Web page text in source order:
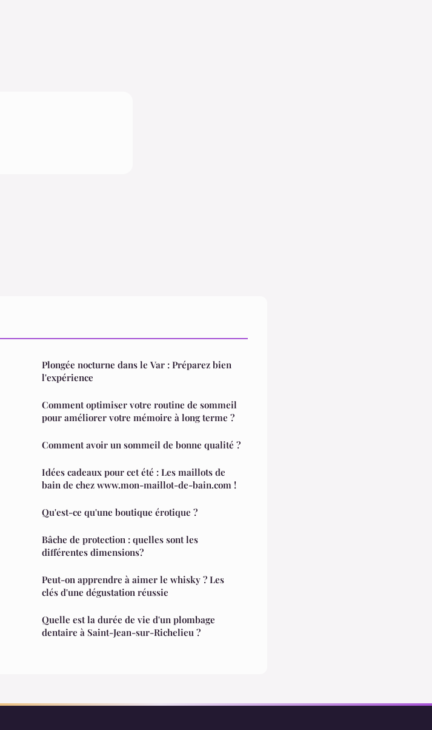
Plongée nocturne dans le Var : Préparez bien
l'expérience
Comment optimiser votre routine de sommeil
pour améliorer votre mémoire à long terme ?
Comment avoir un sommeil de bonne qualité ?
Idées cadeaux pour cet été : Les maillots de
bain de chez www.mon-maillot-de-bain.com !
Qu'est-ce qu'une boutique érotique ?
Bâche de protection : quelles sont les
différentes dimensions?
Peut-on apprendre à aimer le whisky ? Les
clés d'une dégustation réussie
Quelle est la durée de vie d'un plombage
dentaire à Saint-Jean-sur-Richelieu ?